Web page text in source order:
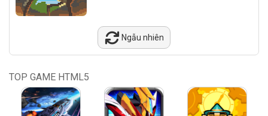
Ngẫu nhiên
TOP GAME HTML5